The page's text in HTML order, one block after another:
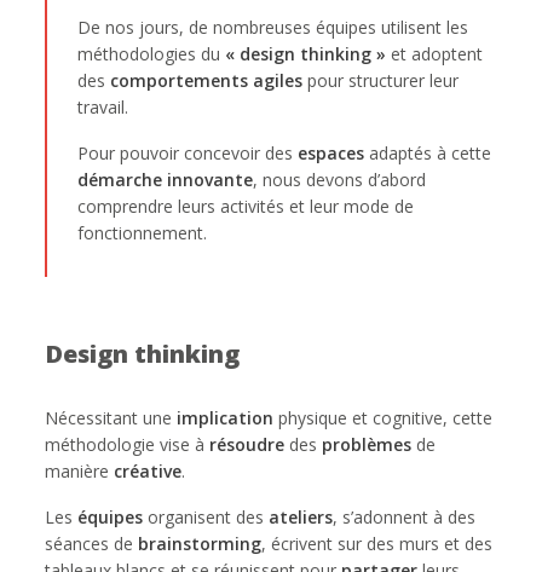
De nos jours, de nombreuses équipes utilisent les
méthodologies du « design thinking » et adoptent
des comportements agiles pour structurer leur
travail.
Pour pouvoir concevoir des espaces adaptés à cette
démarche innovante, nous devons d’abord
comprendre leurs activités et leur mode de
fonctionnement.
Design thinking
Nécessitant une implicationphysique et cognitive, cette
méthodologie vise à résoudre des problèmes de
manière créative.
Les équipes organisent des ateliers, s’adonnent à des
séances de brainstorming, écrivent sur des murs et des